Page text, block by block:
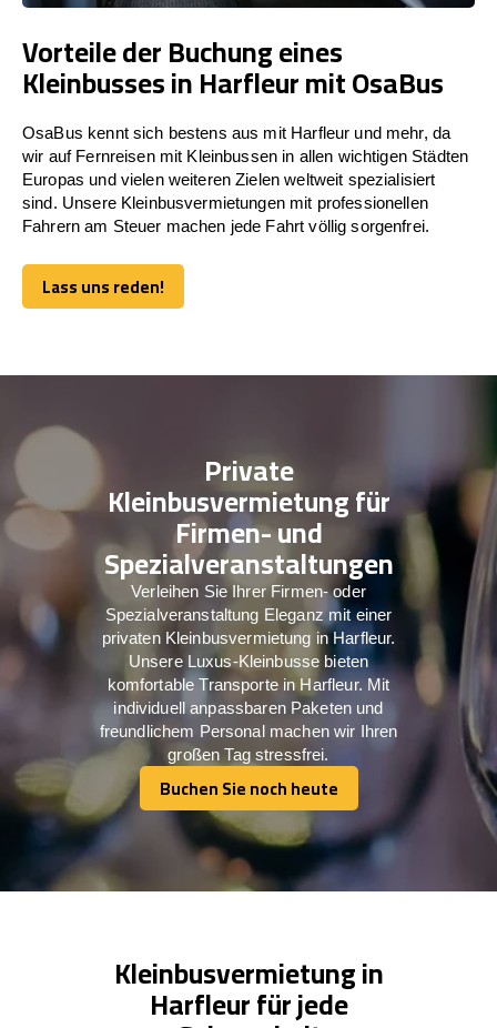
Vorteile der Buchung eines
Kleinbusses in Harfleur mit OsaBus
OsaBus kennt sich bestens aus mit Harfleur und mehr, da
wir auf Fernreisen mit Kleinbussen in allen wichtigen Städten
Europas und vielen weiteren Zielen weltweit spezialisiert
sind. Unsere Kleinbusvermietungen mit professionellen
Fahrern am Steuer machen jede Fahrt völlig sorgenfrei.
Lass uns reden!
Lass uns reden!
Private
Kleinbusvermietung für
Firmen- und
Spezialveranstaltungen
Verleihen Sie Ihrer Firmen- oder
Spezialveranstaltung Eleganz mit einer
privaten Kleinbusvermietung in Harfleur.
Unsere Luxus-Kleinbusse bieten
komfortable Transporte in Harfleur. Mit
individuell anpassbaren Paketen und
freundlichem Personal machen wir Ihren
großen Tag stressfrei.
Buchen Sie noch heute
Buchen Sie noch heute
Kleinbusvermietung in
Harfleur für jede